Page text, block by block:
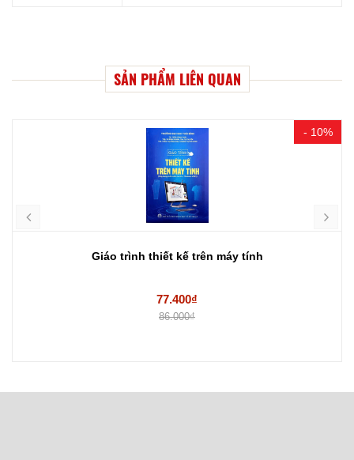
SẢN PHẨM LIÊN QUAN
- 10%
Giáo trình thiết kế trên máy tính
77.400₫
86.000₫